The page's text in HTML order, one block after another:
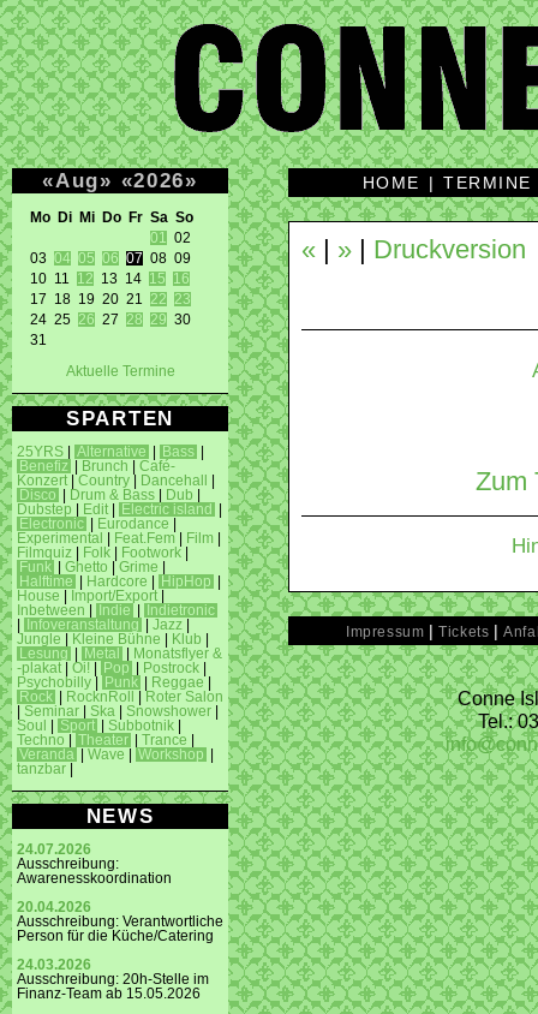
«Aug» «2026»
Mo Di Mi Do Fr Sa So
01
02
03 04 05 06 07 08 09
10 11 12 13 14 15
16
17 18 19 20 21 22
23
24 25 26 27 28 29 30
31
Aktuelle Termine
SPARTEN
25YRS Alternative Bass
Benefiz
Brunch
Café-
Konzert
Country Dancehall
Disco
Drum & Bass Dub
Dubstep
Edit Electric island
Electronic
Eurodance
Experimental
Feat.Fem Film
Filmquiz
Folk Footwork
Funk
Ghetto Grime
Halftime
Hardcore HipHop
House
Import/Export
Inbetween
Indie
Indietronic
Infoveranstaltung Jazz
Jungle
Kleine Bühne Klub
Lesung
Metal
Monatsflyer &
-plakat
Oi! Pop Postrock
Psychobilly
Punk Reggae
Rock
RocknRoll
Roter Salon
Seminar Ska Snowshower
Soul
Sport Subbotnik
Techno
Theater Trance
Veranda
Wave Workshop
tanzbar
NEWS
24.07.2026
Ausschreibung:
Awarenesskoordination
20.04.2026
Ausschreibung: Verantwortliche
Person für die Küche/Catering
24.03.2026
Ausschreibung: 20h-Stelle im
Finanz-Team ab 15.05.2026
HOME |TERMINE
« » Druckversion
Zum
Impressum |Tickets |
Conne
Tel.: